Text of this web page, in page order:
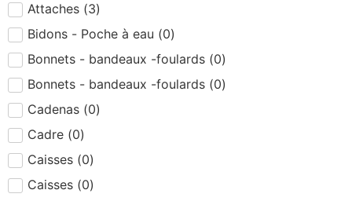
Attaches (3)
Bidons - Poche à eau (0)
Bonnets - bandeaux -foulards (0)
Bonnets - bandeaux -foulards (0)
Cadenas (0)
Cadre (0)
Caisses (0)
Caisses (0)